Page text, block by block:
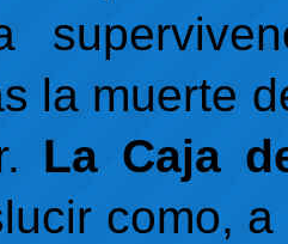
la muerte
La Caja
como,